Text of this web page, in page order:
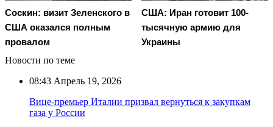
Соскин: визит Зеленского в
США оказался полным
провалом
США: Иран готовит 100-
тысячную армию для
Украины
Новости по теме
08:43 Апрель 19, 2026
Вице-премьер Италии призвал вернуться к закупкам
газа у России